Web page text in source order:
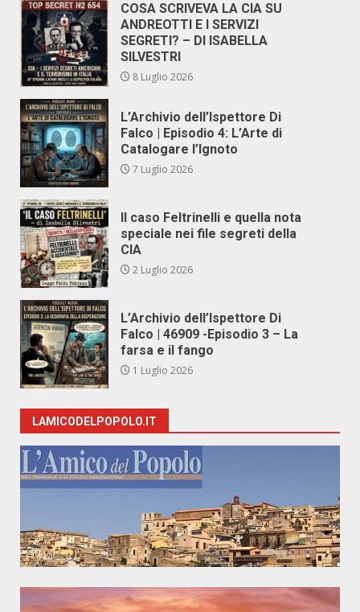
COSA SCRIVEVA LA CIA SU
ANDREOTTI E I SERVIZI
SEGRETI? – DI ISABELLA
SILVESTRI
8 Luglio 2026
L’Archivio dell’Ispettore Di
Falco | Episodio 4: L’Arte di
Catalogare l’Ignoto
7 Luglio 2026
Il caso Feltrinelli e quella nota
speciale nei file segreti della
CIA
2 Luglio 2026
L’Archivio dell’Ispettore Di
Falco | 46909 -Episodio 3 – La
farsa e il fango
1 Luglio 2026
LAMICODELPOPOLO.IT